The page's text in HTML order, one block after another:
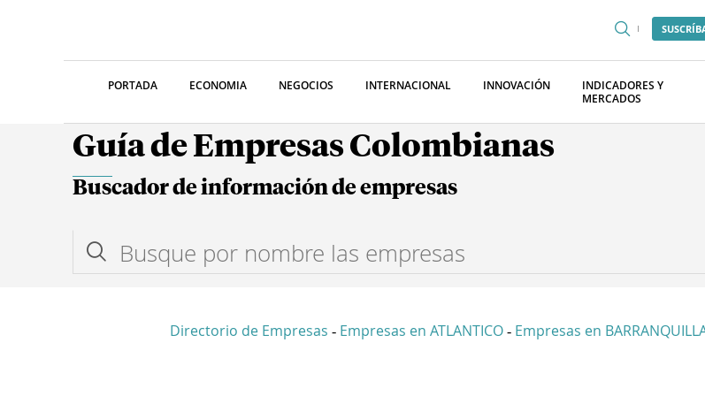
PORTADA ECONOMIA NEGOCIOS INTERNACIONAL INNOVACIÓN
INDICADORES Y
MERCADOS
Guía de Empresas Colombianas
Buscador de información de empresas
Directorio de Empresas - Empresas en ATLANTICO - Empresas en